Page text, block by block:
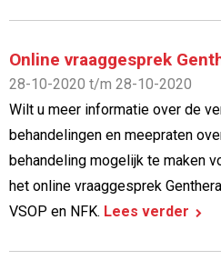
Online vraaggesprek
28-10-2020 t/m 28-10-2020
Wilt u meer informatie over de
behandelingen en meepraten
behandeling mogelijk te maken
het online vraaggesprek
VSOP en NFK. Lees verder